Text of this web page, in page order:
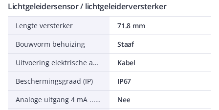
Lichtgeleidersensor / lichtgeleiderversterker
Lengte versterker
71.8 mm
Bouwvorm behuizing
Staaf
Uitvoering elektrische aansluiting
Kabel
Beschermingsgraad (IP)
IP67
Analoge uitgang 4 mA ... 20 mA
Nee